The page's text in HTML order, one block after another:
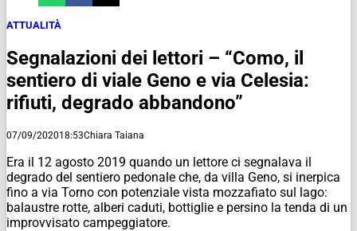
ATTUALITÀ
Segnalazioni dei lettori – “Como, il
sentiero di viale Geno e via Celesia:
rifiuti, degrado abbandono”
07/09/202018:53Chiara Taiana
Era il 12 agosto 2019 quando un lettore ci segnalava il
degrado del sentiero pedonale che, da villa Geno, si inerpica
fino a via Torno con potenziale vista mozzafiato sul lago:
balaustre rotte, alberi caduti, bottiglie e persino la tenda di un
improvvisato campeggiatore.